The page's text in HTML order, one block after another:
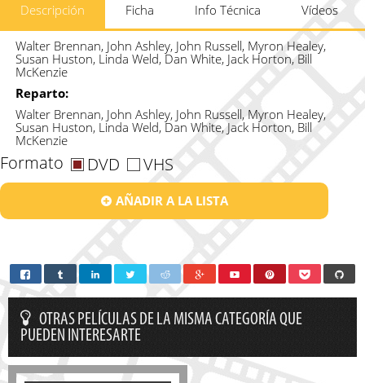
Descripción Ficha Info Técnica Vídeos
Walter Brennan, John Ashley, John Russell, Myron Healey,
Susan Huston, Linda Weld, Dan White, Jack Horton, Bill
McKenzie
Reparto:
Walter Brennan, John Ashley, John Russell, Myron Healey,
Susan Huston, Linda Weld, Dan White, Jack Horton, Bill
McKenzie
Formato DVD VHS
AÑADIR A LA LISTA
OTRAS PELÍCULAS DE LA MISMA CATEGORÍA QUE
PUEDEN INTERESARTE